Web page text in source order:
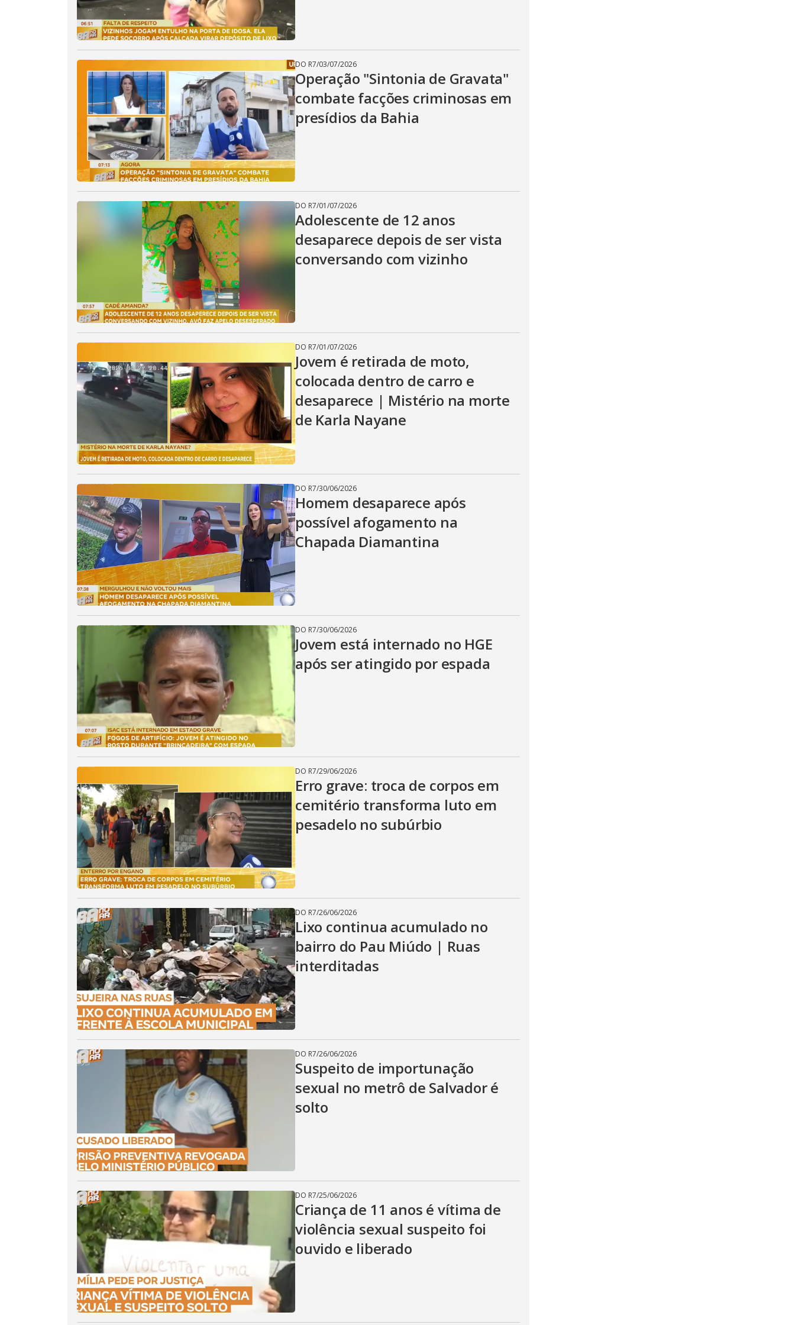
i
d
e
o
DO R7/03/07/2026
Operação "Sintonia de Gravata"
combate facções criminosas em
presídios da Bahia
DO R7/01/07/2026
Adolescente de 12 anos
desaparece depois de ser vista
conversando com vizinho
DO R7/01/07/2026
Jovem é retirada de moto,
colocada dentro de carro e
desaparece | Mistério na morte
de Karla Nayane
DO R7/30/06/2026
Homem desaparece após
possível afogamento na
Chapada Diamantina
DO R7/30/06/2026
Jovem está internado no HGE
após ser atingido por espada
DO R7/29/06/2026
Erro grave: troca de corpos em
cemitério transforma luto em
pesadelo no subúrbio
DO R7/26/06/2026
Lixo continua acumulado no
bairro do Pau Miúdo | Ruas
interditadas
DO R7/26/06/2026
Suspeito de importunação
sexual no metrô de Salvador é
solto
DO R7/25/06/2026
Criança de 11 anos é vítima de
violência sexual suspeito foi
ouvido e liberado